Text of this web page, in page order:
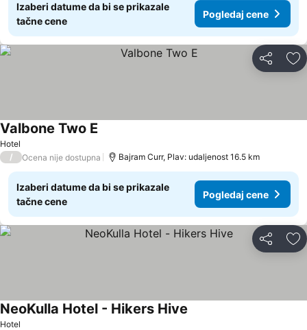
Izaberi datume da bi se prikazale
tačne cene
Pogledaj cene
Deli
Hotel
Valbone Two E
/ Ocena nije dostupna Bajram Curr, Plav: udaljenost 16.5 km
Izaberi datume da bi se prikazale
tačne cene
Pogledaj cene
Deli
Hotel
NeoKulla Hotel - Hikers Hive